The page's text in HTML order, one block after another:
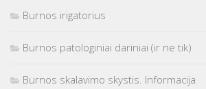
Burnos irigatorius
Burnos patologiniai dariniai (ir ne tik)
Burnos skalavimo skystis. Informacija